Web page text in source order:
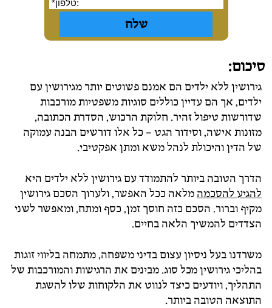
סיכום:
גירושין ללא ילדים הם אמנם פשוטים יותר מגירושין עם
ילדים, אך הם עדיין כוללים סוגיות משפטיות מורכבות
שדורשות טיפול זהיר. חלוקת הרכוש, הסדרת הכתובה,
מזונות אישה, וסידור הגט – כל אלו דורשים הבנה עמוקה
של הדין והיכולת לנהל משא ומתן אפקטיבי.
הדרך הטובה ביותר להתמודד עם גירושין ללא ילדים היא
להגיע להסכמה מלאה ככל האפשר, ולערוך הסכם גירושין
מקיף וברור. הסכם כזה חוסך זמן, כסף ומתח, ומאפשר לשני
הצדדים להמשיך הלאה בחיים.
משרדנו בעל ניסיון עצום בדיני משפחה, מתמחה בליווי זוגות
בהליכי גירושין מכל סוג. מבינים את הרגישות והמורכבות של
התהליך, ויודעים כיצד לנווט את הלקוחות שלו להשגת
התוצאה הטובה ביותר.